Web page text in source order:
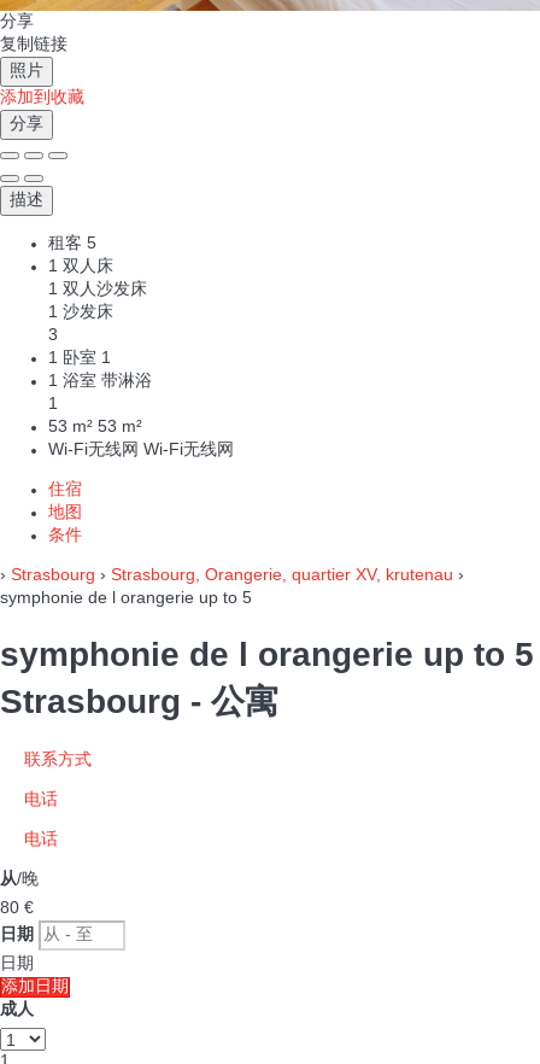
分享
复制链接
照片
添加到收藏
分享
描述
租客 5
1 双人床
1 双人沙发床
1 沙发床
3
1 卧室 1
1 浴室 带淋浴
1
53 m² 53 m²
Wi-Fi无线网 Wi-Fi无线网
住宿
地图
条件
› Strasbourg › Strasbourg, Orangerie, quartier XV, krutenau ›
symphonie de l orangerie up to 5
symphonie de l orangerie up to 5
Strasbourg - 公寓
联系方式
电话
电话
从/晚
80 €
日期
日期
添加日期
成人